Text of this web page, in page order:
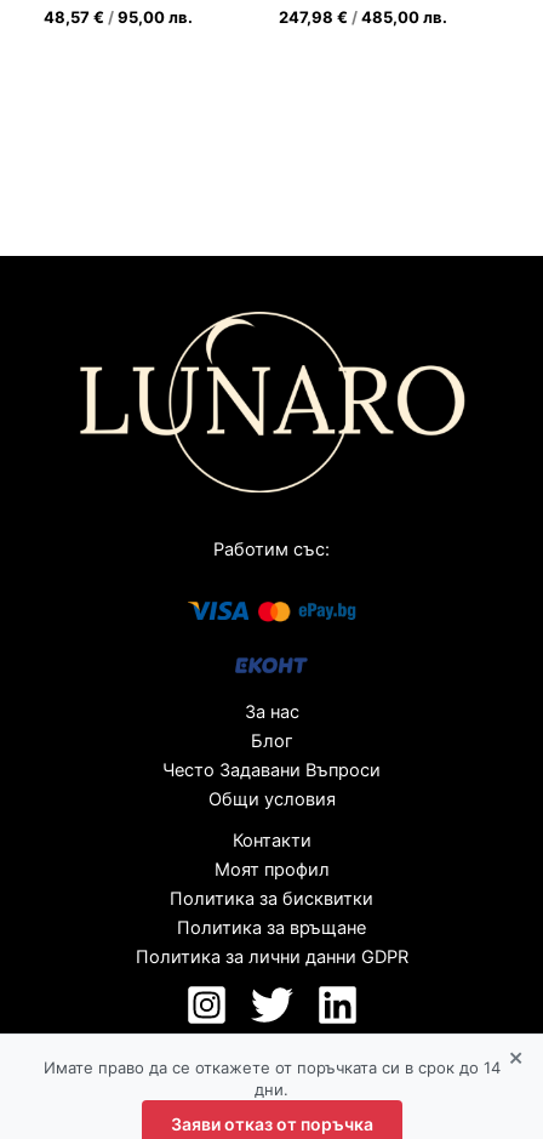
48,57€ /95,00лв. 247,98 € /485,00лв.
Работим със:
За нас
Блог
Често Задавани Въпроси
Общи условия
Контакти
Моят профил
Политика за бисквитки
Политика за връщане
Политика за лични данни GDPR
Имате право да се откажете от поръчката си в срок до 14
дни.
Заяви отказ от поръчка
×